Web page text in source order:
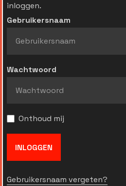
inloggen.
Gebruikersnaam
Wachtwoord
Onthoud mij
INLOGGEN
Gebruikersnaam vergeten?